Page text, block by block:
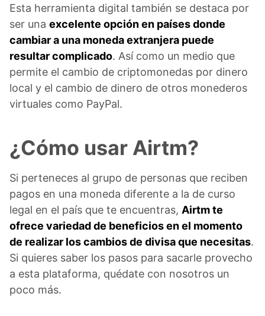
Esta herramienta digital también se destaca por
ser una excelente opción en países donde
cambiar a una moneda extranjera puede
resultar complicado. Así como un medio que
permite el cambio de criptomonedas por dinero
local y el cambio de dinero de otros monederos
virtuales como PayPal.
¿Cómo usar Airtm?
Si perteneces al grupo de personas que reciben
pagos en una moneda diferente a la de curso
legal en el país que te encuentras, Airtm te
ofrece variedad de beneficios en el momento
de realizar los cambios de divisa que necesitas.
Si quieres saber los pasos para sacarle provecho
a esta plataforma, quédate con nosotros un
poco más.